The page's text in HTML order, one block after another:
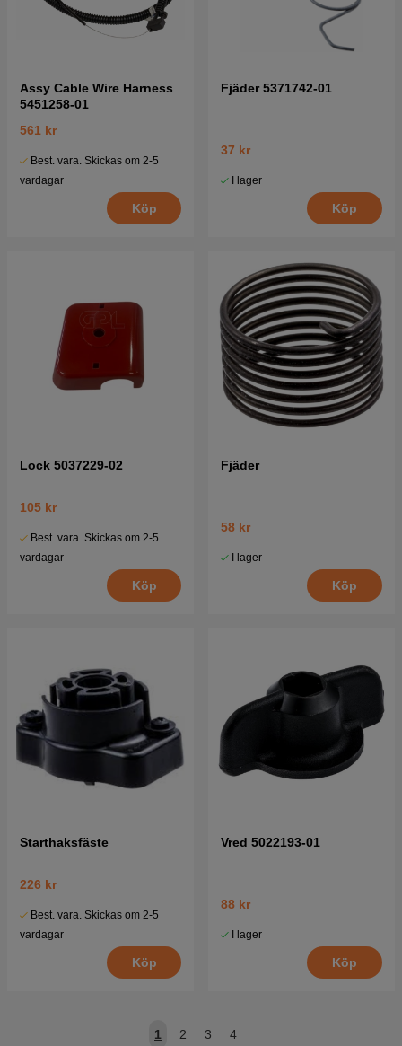
Assy Cable Wire Harness
5451258-01
561 kr
Best. vara. Skickas om 2-5
vardagar
Köp
Fjäder 5371742-01
37 kr
I lager
Köp
Lock 5037229-02
105 kr
Best. vara. Skickas om 2-5
vardagar
Köp
Fjäder
58 kr
I lager
Köp
Starthaksfäste
226 kr
Best. vara. Skickas om 2-5
vardagar
Köp
Vred 5022193-01
88 kr
I lager
Köp
1 2 3 4